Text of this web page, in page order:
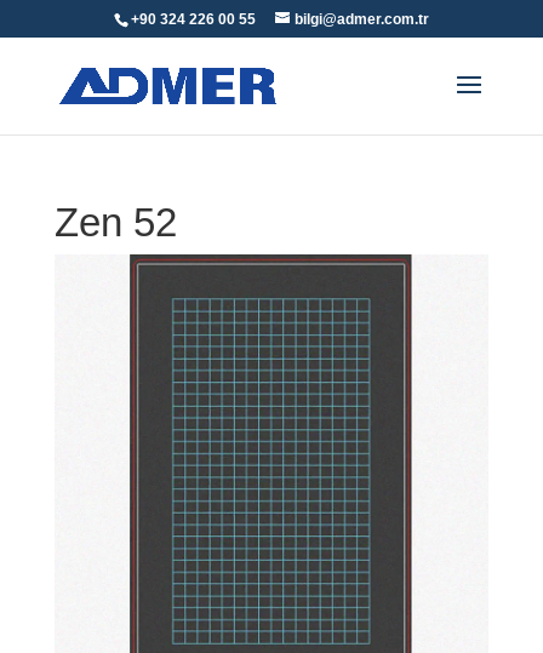
+90 324 226 00 55 bilgi@admer.com.tr
Zen 52